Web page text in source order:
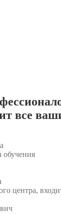
все
обучения
центра,